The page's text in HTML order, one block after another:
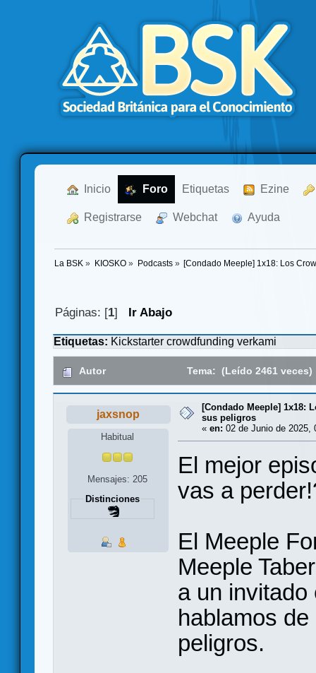
Inicio Foro Etiquetas Ezine
Registrarse Webchat Ayuda
La BSK » KIOSKO» Podcasts» [Condado Meeple] 1x18: Los
Páginas: [1] Ir Abajo
Etiquetas: Kickstarter crowdfunding verkami
Autor Tema: (Leído 2461 veces)
jaxsnop
Habitual
Mensajes: 205
Distinciones
[Condado Meeple] 1x18:
sus peligros
« en: 02 de Junio de 2025,
El mejor
vas a
El Meeple
Meeple
a un
hablamos
peligros.